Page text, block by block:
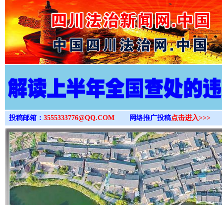
>
投稿邮箱： 3555333776@QQ.COM 网络推广投稿点击进入>>>